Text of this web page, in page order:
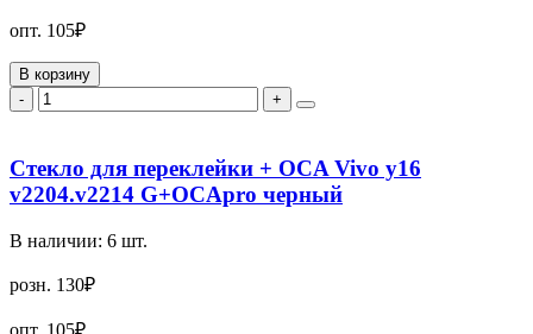
опт. 105₽
В корзину
-
+
Стекло для переклейки + OCA Vivo y16
v2204.v2214 G+OCApro черный
В наличии: 6 шт.
розн. 130₽
опт. 105₽